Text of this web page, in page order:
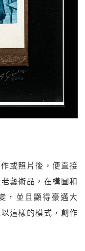
或照片後，便直接
藝術品，在構圖和
，並且顯得豪邁大
這樣的模式，創作